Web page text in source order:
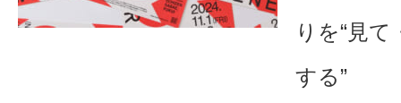
りを“見
する”